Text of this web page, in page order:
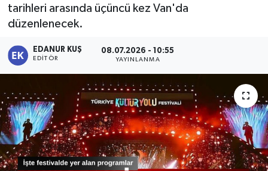
tarihleri arasında üçüncü kez Van'da
düzenlenecek.
EDANUR KUŞ
EDITÖR
08.07.2026 - 10:55
YAYINLANMA